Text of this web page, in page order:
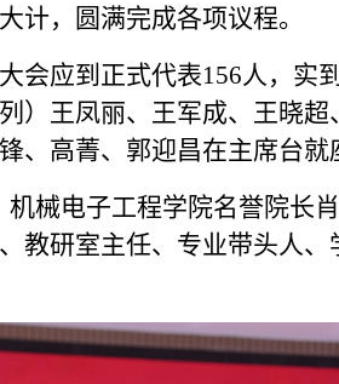
计，圆满完成各项议程。
会应到正式代表156人，实
）王凤丽、王军成、王晓超
、高菁、郭迎昌在主席台就
械电子工程学院名誉院长
教研室主任、专业带头人、